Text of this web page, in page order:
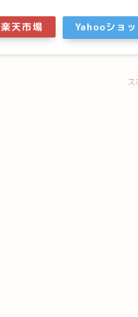
楽天市場 Yahooショ
ス